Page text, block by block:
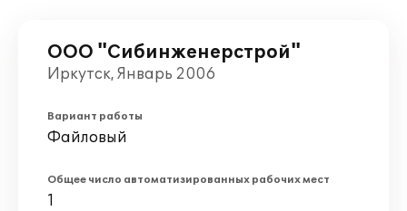
ООО "Сибинженерстрой"
Иркутск, Январь 2006
Вариант работы
Файловый
Общее число автоматизированных рабочих мест
1